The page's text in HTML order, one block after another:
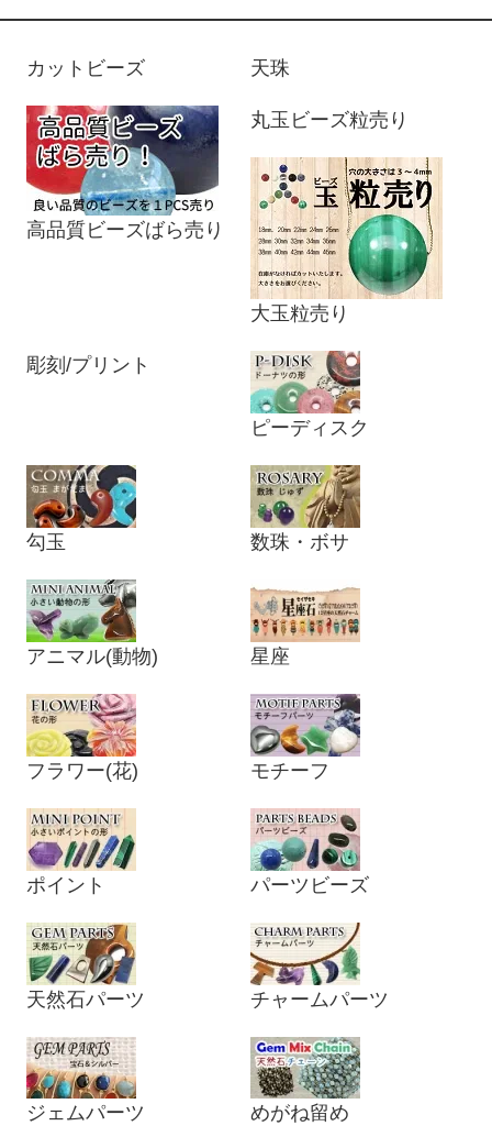
カットビーズ 天珠
高品質ビーズばら売り
丸玉ビーズ粒売り
大玉粒売り
彫刻/プリント
ピーディスク
勾玉 数珠・ボサ
アニマル(動物) 星座
フラワー(花) モチーフ
ポイント パーツビーズ
天然石パーツ チャームパーツ
ジェムパーツ めがね留め